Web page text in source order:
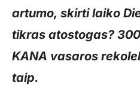
artumo, skirti laiko
tikras atostogas?
KANA vasaros
taip.